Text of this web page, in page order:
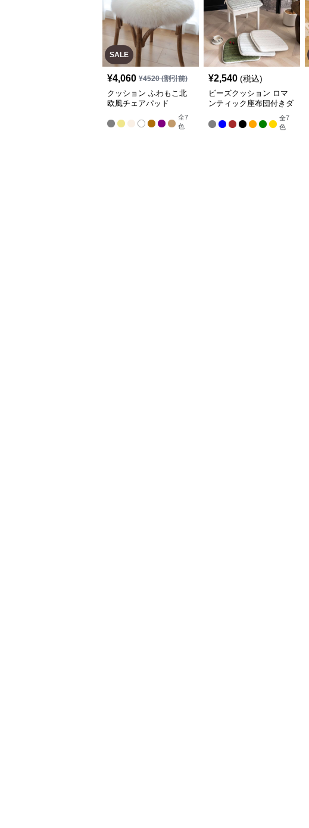
SALE
¥4,060 ¥4520(割引前)
クッション ふわもこ北
欧風チェアパッド
全7
色
¥2,540 (税込)
ビーズクッション ロマ
ンティック座布団付きダ
全7
色